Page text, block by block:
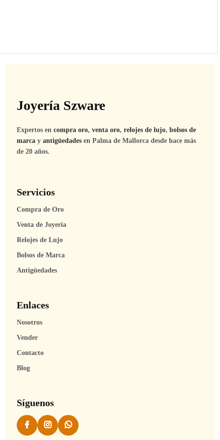
Joyería Szware
Expertos en compra oro, venta oro, relojes de lujo, bolsos de
marca y antigüedades en Palma de Mallorca desde hace más
de 20 años.
Servicios
Compra de Oro
Venta de Joyería
Relojes de Lujo
Bolsos de Marca
Antigüedades
Enlaces
Nosotros
Vender
Contacto
Blog
Síguenos